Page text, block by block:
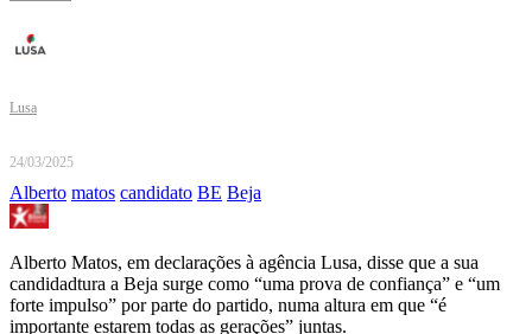
Lusa
24/03/2025
Alberto matos candidato BE Beja
Alberto Matos, em declarações à agência Lusa, disse que a sua
candidadtura a Beja surge como “uma prova de confiança” e “um
forte impulso” por parte do partido, numa altura em que “é
importante estarem todas as gerações” juntas.